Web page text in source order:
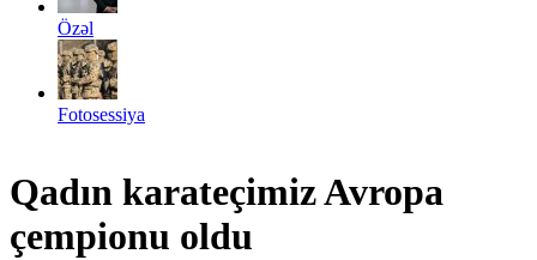
Özəl
Fotosessiya
Qadın karateçimiz Avropa
çempionu oldu